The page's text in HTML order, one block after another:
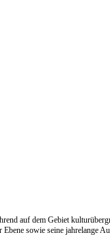
auf dem Gebiet
sowie seine jahrelange